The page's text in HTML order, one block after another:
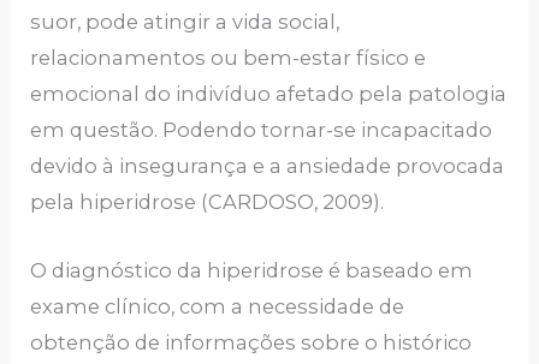
suor, pode atingir a vida social,
relacionamentos ou bem-estar físico e
emocional do indivíduo afetado pela patologia
em questão. Podendo tornar-se incapacitado
devido à insegurança e a ansiedade provocada
pela hiperidrose (CARDOSO, 2009).
O diagnóstico da hiperidrose é baseado em
exame clínico, com a necessidade de
obtenção de informações sobre o histórico